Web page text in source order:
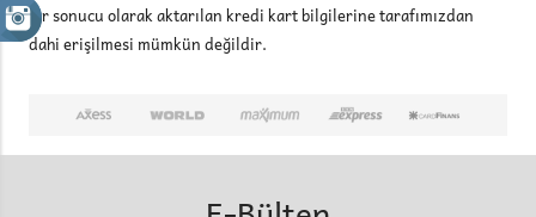
bir sonucu olarak aktarılan kredi kart bilgilerine tarafımızdan
dahi erişilmesi mümkün değildir.